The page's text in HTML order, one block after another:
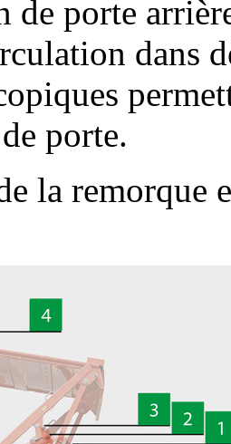
porte
dans
porte.
la remorque